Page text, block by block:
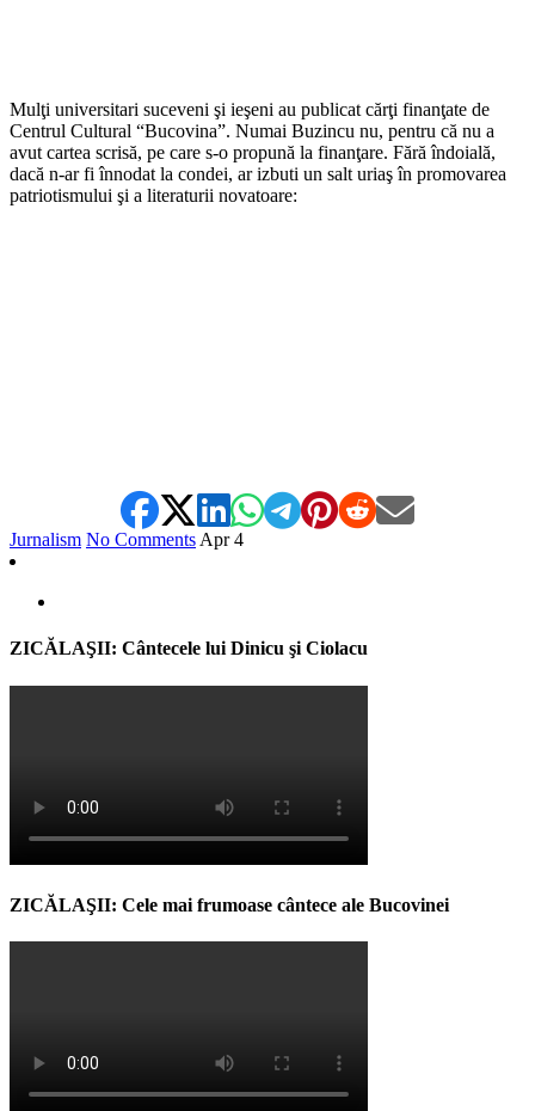
Mulţi universitari suceveni şi ieşeni au publicat cărţi finanţate de
Centrul Cultural “Bucovina”. Numai Buzincu nu, pentru că nu a
avut cartea scrisă, pe care s-o propună la finanţare. Fără îndoială,
dacă n-ar fi înnodat la condei, ar izbuti un salt uriaş în promovarea
patriotismului şi a literaturii novatoare:
Jurnalism No Comments Apr 4
ZICĂLAŞII: Cântecele lui Dinicu şi Ciolacu
ZICĂLAŞII: Cele mai frumoase cântece ale Bucovinei